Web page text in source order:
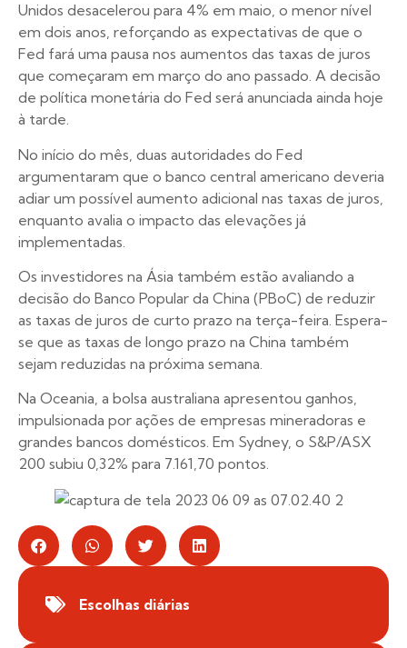
Unidos desacelerou para 4% em maio, o menor nível
em dois anos, reforçando as expectativas de que o
Fed fará uma pausa nos aumentos das taxas de juros
que começaram em março do ano passado. A decisão
de política monetária do Fed será anunciada ainda hoje
à tarde.
No início do mês, duas autoridades do Fed
argumentaram que o banco central americano deveria
adiar um possível aumento adicional nas taxas de juros,
enquanto avalia o impacto das elevações já
implementadas.
Os investidores na Ásia também estão avaliando a
decisão do Banco Popular da China (PBoC) de reduzir
as taxas de juros de curto prazo na terça-feira. Espera-
se que as taxas de longo prazo na China também
sejam reduzidas na próxima semana.
Na Oceania, a bolsa australiana apresentou ganhos,
impulsionada por ações de empresas mineradoras e
grandes bancos domésticos. Em Sydney, o S&P/ASX
200 subiu 0,32% para 7.161,70 pontos.
Escolhas diárias